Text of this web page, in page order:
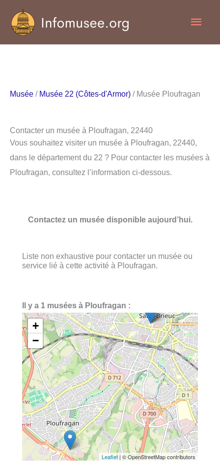
contenu
Musée / Musée 22 (Côtes-d'Armor) / Musée Ploufragan
Contacter un musée à Ploufragan, 22440
Vous souhaitez visiter un musée à Ploufragan, 22440,
dans le département du 22 ? Pour contacter les musées à
Ploufragan, consultez l’information ci-dessous.
Contactez un musée disponible aujourd’hui.
Liste non exhaustive pour contacter un musée ou
service lié à cette activité à Ploufragan.
Il y a 1 musées à Ploufragan :
+
−
Leaflet | © OpenStreetMap contributors